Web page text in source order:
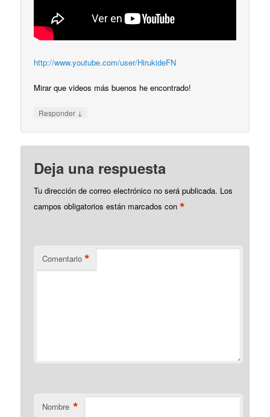
http://www.youtube.com/user/HirukideFN
Mirar que videos más buenos he encontrado!
Responder ↓
Deja una respuesta
Tu dirección de correo electrónico no será publicada. Los
campos obligatorios están marcados con*
Comentario *
Nombre *